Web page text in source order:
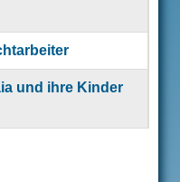
und ihre Kinder